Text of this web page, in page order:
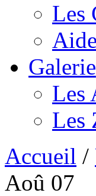
Les
Aide
Galerie
Les
Les
Accueil /
Aoû 07